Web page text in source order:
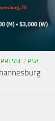
PRESSE / PSA